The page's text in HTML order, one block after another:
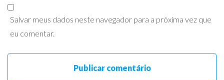
Salvar meus dados neste navegador para a próxima vez que
eu comentar.